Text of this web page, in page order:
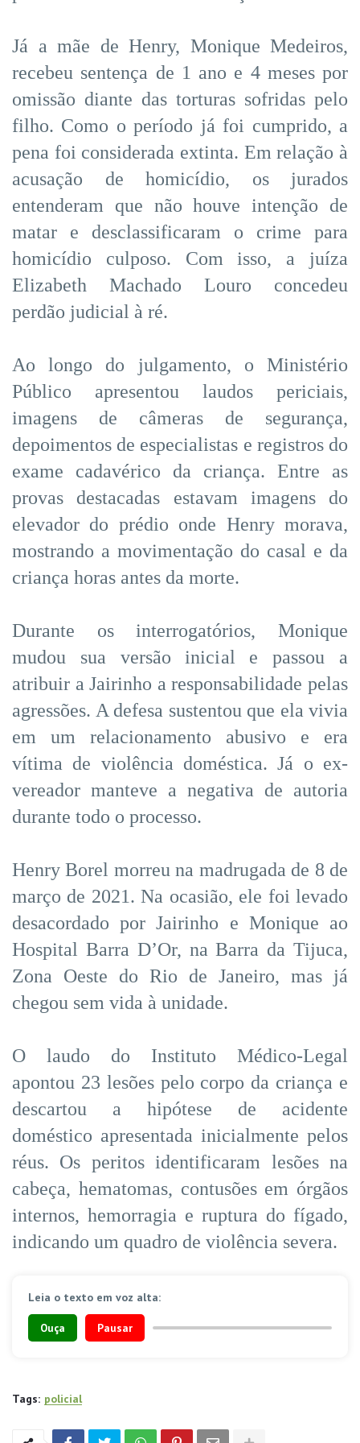
Já a mãe de Henry, Monique Medeiros,
recebeu sentença de 1 ano e 4 meses por
omissão diante das torturas sofridas pelo
filho. Como o período já foi cumprido, a
pena foi considerada extinta. Em relação à
acusação de homicídio, os jurados
entenderam que não houve intenção de
matar e desclassificaram o crime para
homicídio culposo. Com isso, a juíza
Elizabeth Machado Louro concedeu
perdão judicial à ré.
Ao longo do julgamento, o Ministério
Público apresentou laudos periciais,
imagens de câmeras de segurança,
depoimentos de especialistas e registros do
exame cadavérico da criança. Entre as
provas destacadas estavam imagens do
elevador do prédio onde Henry morava,
mostrando a movimentação do casal e da
criança horas antes da morte.
Durante os interrogatórios, Monique
mudou sua versão inicial e passou a
atribuir a Jairinho a responsabilidade pelas
agressões. A defesa sustentou que ela vivia
em um relacionamento abusivo e era
vítima de violência doméstica. Já o ex-
vereador manteve a negativa de autoria
durante todo o processo.
Henry Borel morreu na madrugada de 8 de
março de 2021. Na ocasião, ele foi levado
desacordado por Jairinho e Monique ao
Hospital Barra D’Or, na Barra da Tijuca,
Zona Oeste do Rio de Janeiro, mas já
chegou sem vida à unidade.
O laudo do Instituto Médico-Legal
apontou 23 lesões pelo corpo da criança e
descartou a hipótese de acidente
doméstico apresentada inicialmente pelos
réus. Os peritos identificaram lesões na
cabeça, hematomas, contusões em órgãos
internos, hemorragia e ruptura do fígado,
indicando um quadro de violência severa.
Leia o texto em voz alta:
Ouça Pausar
Tags: policial